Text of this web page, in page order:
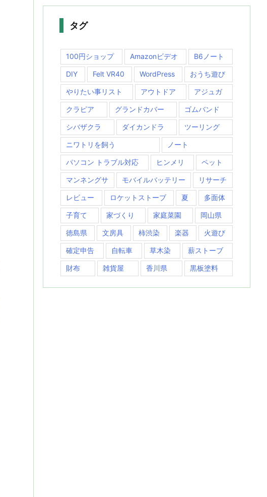
タグ
100円ショップ Amazonビデオ B6ノート
DIY Felt VR40 WordPress おうち遊び
やりたい事リスト アウトドア アジュガ
クラピア グランドカバー ゴムバンド
シバザクラ ダイカンドラ ツーリング
ニワトリを飼う ノート
パソコン トラブル対応 ヒンメリ ペット
マンネングサ モバイルバッテリー リサーチ
レビュー ロケットストーブ 夏 多面体
子育て 家づくり 家庭菜園 岡山県
徳島県 文房具 柿渋染 楽器 火遊び
確定申告 自転車 草木染 薪ストーブ
財布 雑貨屋 香川県 黒板塗料